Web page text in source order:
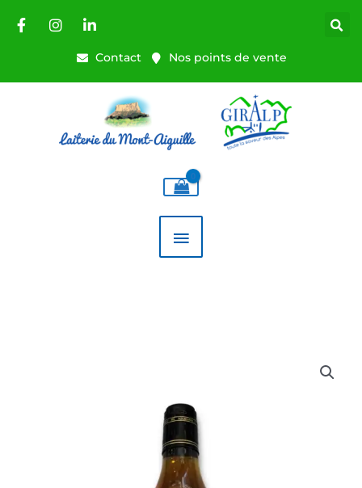
Contact Nos points de vente
PRINCIPAL